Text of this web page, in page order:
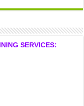
SERVICES: